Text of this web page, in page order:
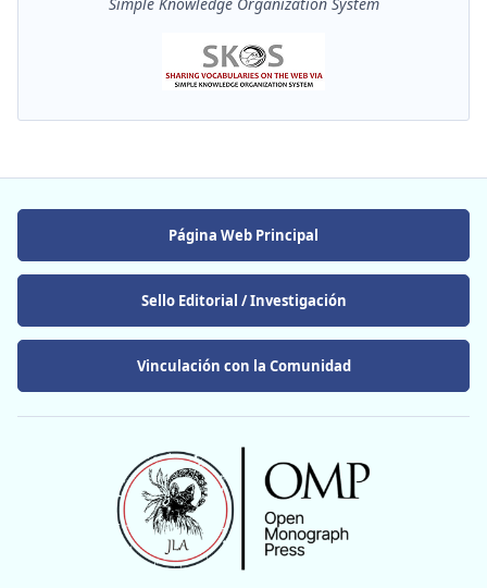
Página Web Principal
Sello Editorial / Investigación
Vinculación con la Comunidad